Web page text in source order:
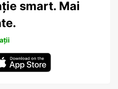
smart. Mai